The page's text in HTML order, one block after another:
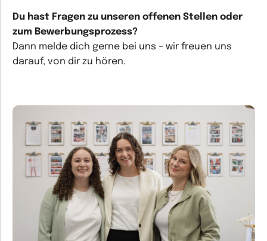
Du hast Fragen zu unseren offenen Stellen oder
zum Bewerbungsprozess?
Dann melde dich gerne bei uns – wir freuen uns
darauf, von dir zu hören.